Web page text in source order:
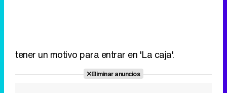
tener un motivo para entrar en 'La caja'.
Eliminar anuncios